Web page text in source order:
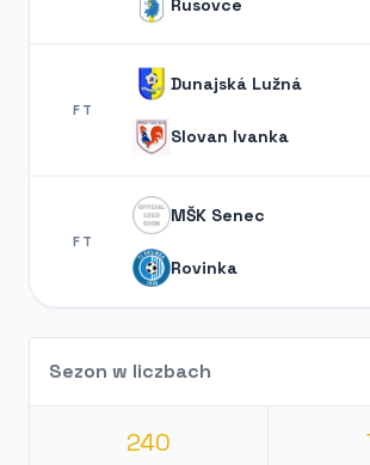
Rusovce
FT
Dunajská Lužná
Slovan Ivanka
FT
MŠK Senec
Rovinka
Sezon w liczbach
240